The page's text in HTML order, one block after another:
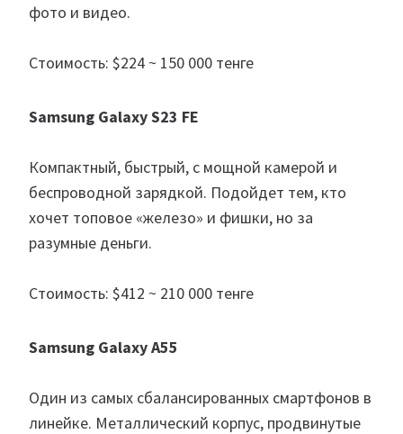
фото и видео.
Стоимость: $224 ~ 150 000 тенге
Samsung Galaxy S23 FE
Компактный, быстрый, с мощной камерой и
беспроводной зарядкой. Подойдет тем, кто
хочет топовое «железо» и фишки, но за
разумные деньги.
Стоимость: $412 ~ 210 000 тенге
Samsung Galaxy A55
Один из самых сбалансированных смартфонов в
линейке. Металлический корпус, продвинутые